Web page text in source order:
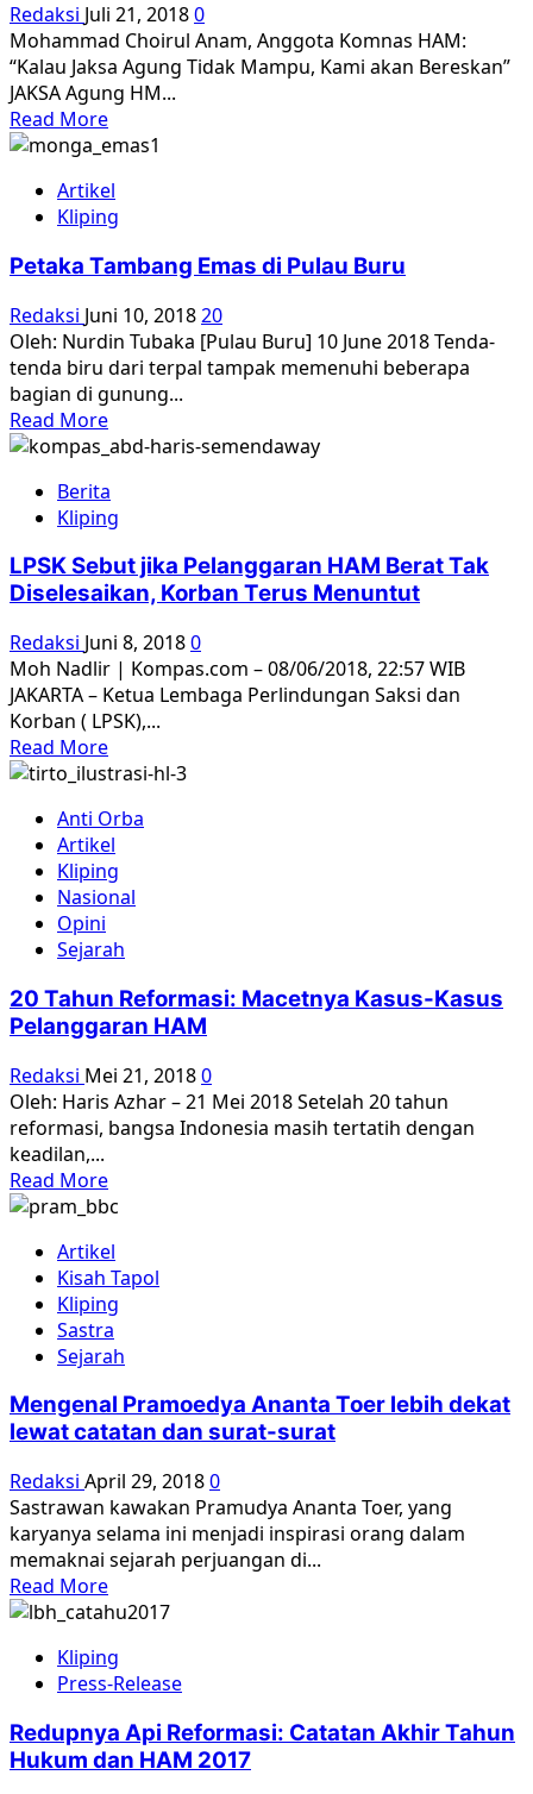
Redaksi Juli 21, 20180
Mohammad Choirul Anam, Anggota Komnas HAM:
“Kalau Jaksa Agung Tidak Mampu, Kami akan Bereskan”
JAKSA Agung HM...
Read MoreRead
more
Komnas
HAM:
Jaksa
Tidak
Mampu,
Kami
akan
Bereskan”
Artikel
Kliping
Petaka Tambang Emas di Pulau Buru
Redaksi Juni 10, 201820
Oleh: Nurdin Tubaka [Pulau Buru] 10 June 2018 Tenda-
tenda biru dari terpal tampak memenuhi beberapa
bagian di gunung...
Read MoreRead
more
Petaka
Tambang
Emas
di
Pulau
Berita
Kliping
LPSK Sebut jika Pelanggaran HAM Berat Tak
Diselesaikan, Korban Terus Menuntut
Redaksi Juni 8, 20180
Moh Nadlir | Kompas.com – 08/06/2018, 22:57 WIB
JAKARTA – Ketua Lembaga Perlindungan Saksi dan
Korban ( LPSK),...
Read MoreRead
more
LPSK
Sebut
jika
Pelanggaran
Berat
Diselesaikan,
Korban
Menuntut
Anti Orba
Artikel
Kliping
Nasional
Opini
Sejarah
20 Tahun Reformasi: Macetnya Kasus-Kasus
Pelanggaran HAM
Redaksi Mei 21, 20180
Oleh: Haris Azhar – 21 Mei 2018 Setelah 20 tahun
reformasi, bangsa Indonesia masih tertatih dengan
keadilan,...
Read MoreRead
more
20
Tahun
Reformasi:
Macetnya
Kasus-
Pelanggaran
HAM
Artikel
Kisah Tapol
Kliping
Sastra
Sejarah
Mengenal Pramoedya Ananta Toer lebih dekat
lewat catatan dan surat-surat
Redaksi April 29, 20180
Sastrawan kawakan Pramudya Ananta Toer, yang
karyanya selama ini menjadi inspirasi orang dalam
memaknai sejarah perjuangan di...
Read MoreRead
more
Mengenal
Pramoedya
Toer
lebih
Kliping
Press-Release
Redupnya Api Reformasi: Catatan Akhir Tahun
Hukum dan HAM 2017